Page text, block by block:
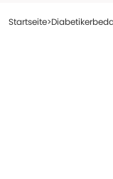
Startseite